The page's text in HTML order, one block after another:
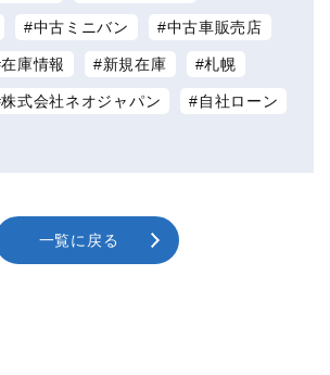
中古ミニバン 中古車販売店
在庫情報 新規在庫 札幌
株式会社ネオジャパン 自社ローン
一覧に戻る